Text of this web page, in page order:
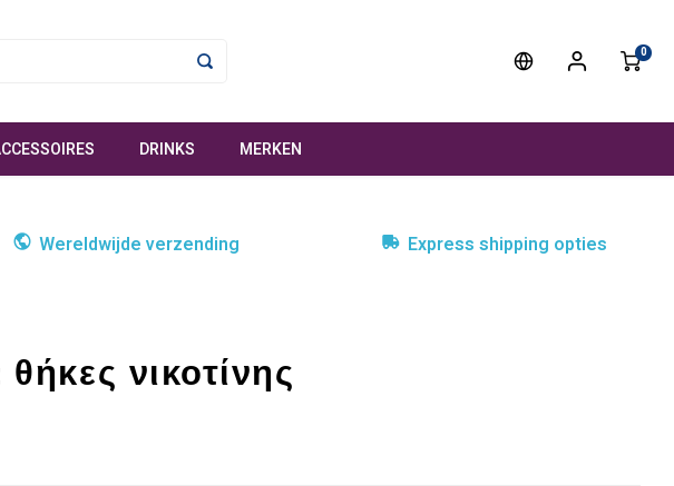
0
DRINKS MERKEN
Wereldwijde verzending Express shipping opties
νικοτίνης